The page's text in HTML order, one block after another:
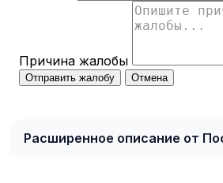
Причина жалобы
Отправить жалобу Отмена
Расширенное описание от